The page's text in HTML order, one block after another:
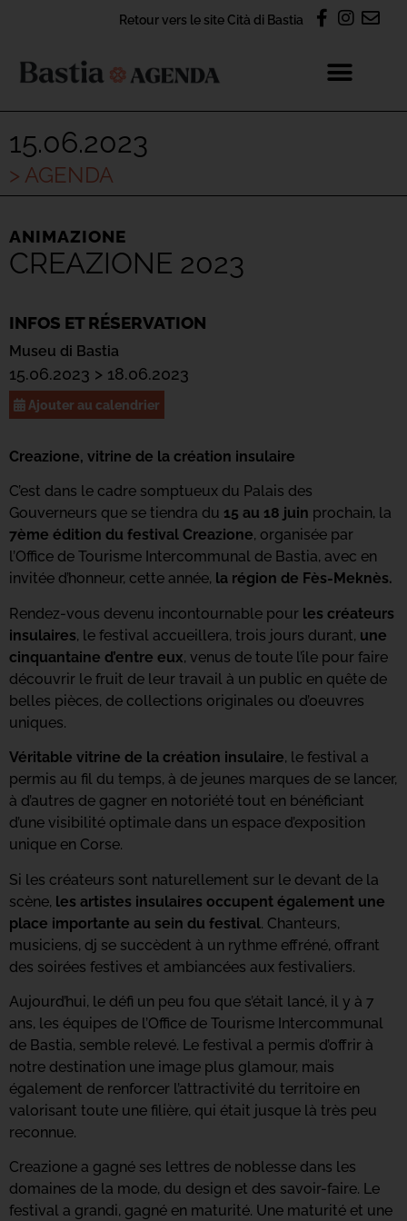
Retour vers le site Cità di Bastia
15.06.2023
> AGENDA
ANIMAZIONE
CREAZIONE 2023
INFOS ET RÉSERVATION
Museu di Bastia
15.06.2023 > 18.06.2023
Ajouter au calendrier
Creazione, vitrine de la création insulaire
C’est dans le cadre somptueux du Palais des
Gouverneurs que se tiendra du 15 au 18 juin prochain, la
7ème édition du festival Creazione, organisée par
l’Office de Tourisme Intercommunal de Bastia, avec en
invitée d’honneur, cette année, la région de Fès-Meknès.
Rendez-vous devenu incontournable pour les créateurs
insulaires, le festival accueillera, trois jours durant, une
cinquantaine d’entre eux, venus de toute l’ile pour faire
découvrir le fruit de leur travail à un public en quête de
belles pièces, de collections originales ou d’oeuvres
uniques.
Véritable vitrine de la création insulaire, le festival a
permis au fil du temps, à de jeunes marques de se lancer,
à d’autres de gagner en notoriété tout en bénéficiant
d’une visibilité optimale dans un espace d’exposition
unique en Corse.
Si les créateurs sont naturellement sur le devant de la
scène, les artistes insulaires occupent également une
place importante au sein du festival. Chanteurs,
musiciens, dj se succèdent à un rythme effréné, offrant
des soirées festives et ambiancées aux festivaliers.
Aujourd’hui, le défi un peu fou que s’était lancé, il y à 7
ans, les équipes de l’Office de Tourisme Intercommunal
de Bastia, semble relevé. Le festival a permis d’offrir à
notre destination une image plus glamour, mais
également de renforcer l’attractivité du territoire en
valorisant toute une filière, qui était jusque là très peu
reconnue.
Creazione a gagné ses lettres de noblesse dans les
domaines de la mode, du design et des savoir-faire. Le
festival a grandi, gagné en maturité. Une maturité et une